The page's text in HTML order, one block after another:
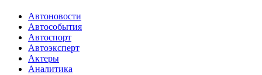
Автоновости
Автособытия
Автоспорт
Автоэксперт
Актеры
Аналитика